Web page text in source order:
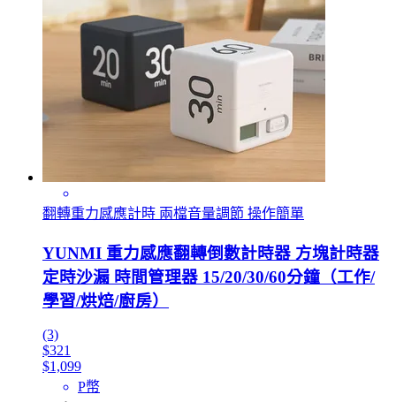
翻轉重力感應計時 兩檔音量調節 操作簡單
YUNMI 重力感應翻轉倒數計時器 方塊計時器
定時沙漏 時間管理器 15/20/30/60分鐘（工作/
學習/烘焙/廚房）
(3)
$321
$1,099
P幣